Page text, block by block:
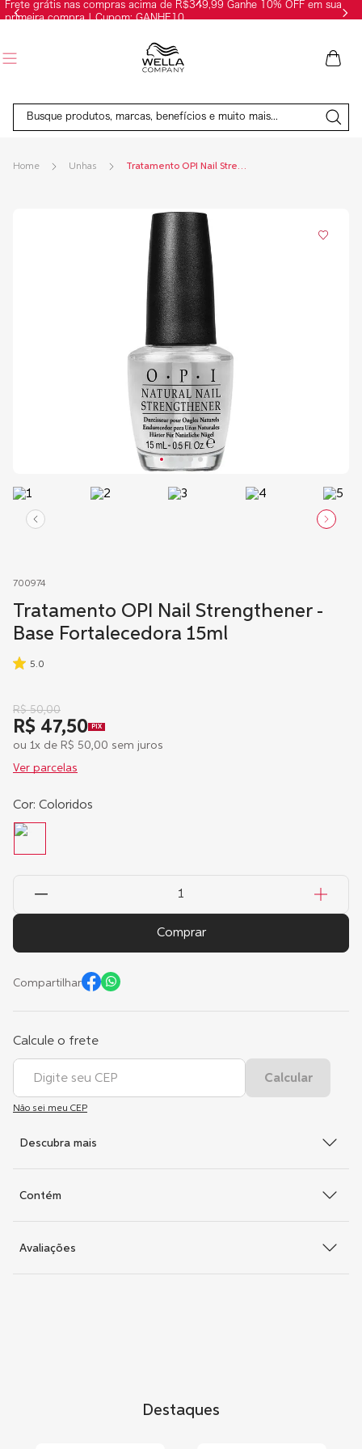
Frete grátis nas compras acima de R$349,99 Ganhe 10% OFF em sua
primeira compra | Cupom: GANHE10
Busque produtos, marcas, benefícios e muito mais...
Unhas Tratamento OPI Nail Strengthener - Base Fortalecedora 15ml
700974
Tratamento OPI Nail Strengthener -
Base Fortalecedora 15ml
5.0
R$ 50,00
R$ 47,50 PIX
ou 1x de R$ 50,00 sem juros
Ver parcelas
Cor: Coloridos
Comprar
Compartilhar
Não sei meu CEP
Descubra mais
Contém
Avaliações
Destaques